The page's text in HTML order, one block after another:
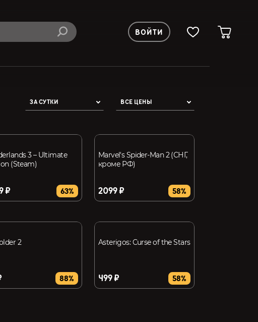
ВОЙТИ
ЗА СУТКИ ВСЕ ЦЕНЫ
3 – Ultimate
(Steam)
₽ 63%
Marvel's Spider-Man 2 (СНГ,
кроме РФ)
2099 ₽ 58%
2
88%
Asterigos: Curse of the Stars
499 ₽ 58%